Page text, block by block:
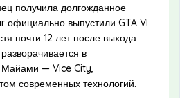
получила долгожданное
официально выпустили GTA VI
почти 12 лет после выхода
в
— Vice City,
современных технологий.